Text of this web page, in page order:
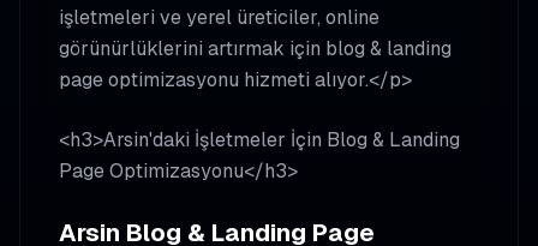
işletmeleri ve yerel üreticiler, online
görünürlüklerini artırmak için blog & landing
page optimizasyonu hizmeti alıyor.</p>
<h3>Arsin'daki İşletmeler İçin Blog & Landing
Page Optimizasyonu</h3>
Arsin Blog & Landing Page